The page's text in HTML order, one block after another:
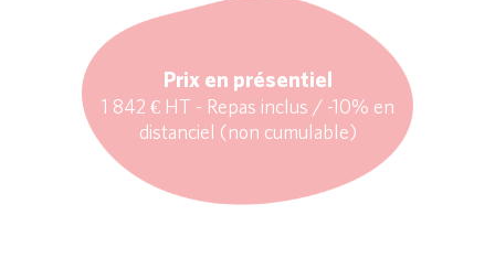
Prix en présentiel
1 842 € HT - Repas inclus / -10% en
distanciel (non cumulable)